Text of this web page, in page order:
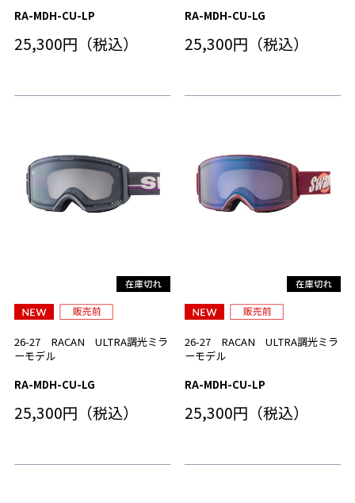
RA-MDH-CU-LP
25,300円（税込）
RA-MDH-CU-LG
25,300円（税込）
26-27 RACAN ULTRA調光ミラ
ーモデル
RA-MDH-CU-LG
25,300円（税込）
26-27 RACAN ULTRA調光ミラ
ーモデル
RA-MDH-CU-LP
25,300円（税込）